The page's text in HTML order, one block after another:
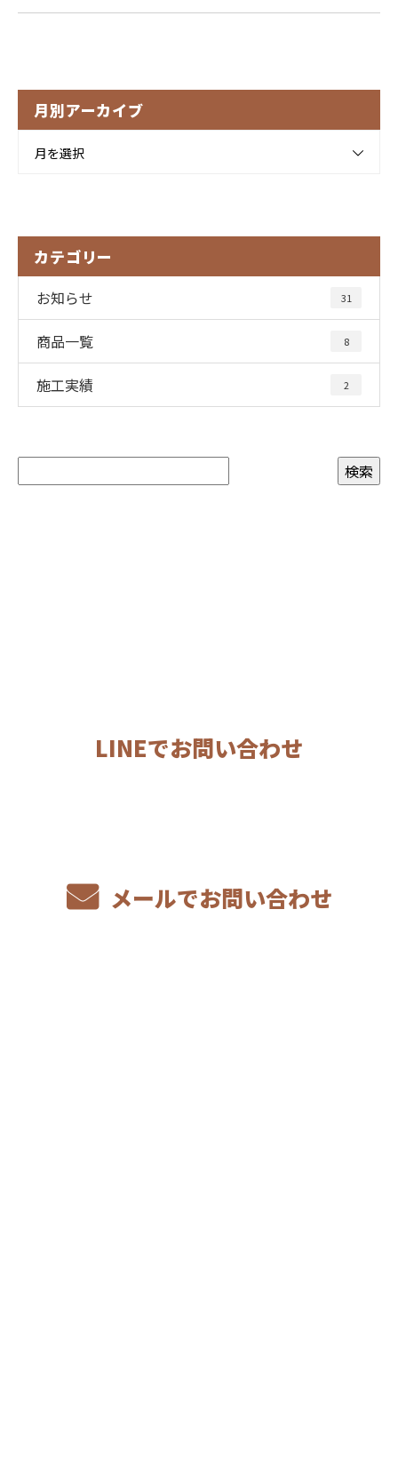
月別アーカイブ
月を選択
カテゴリー
お知らせ 31
商品一覧 8
施工実績 2
LINEでお問い合わせ
メールでお問い合わせ